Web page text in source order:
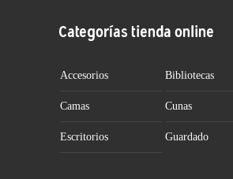
Categorías tienda online
Accesorios Bibliotecas
Camas Cunas
Escritorios Guardado